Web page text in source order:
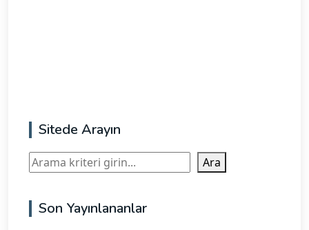
Sitede Arayın
Ara Ara
Son Yayınlananlar